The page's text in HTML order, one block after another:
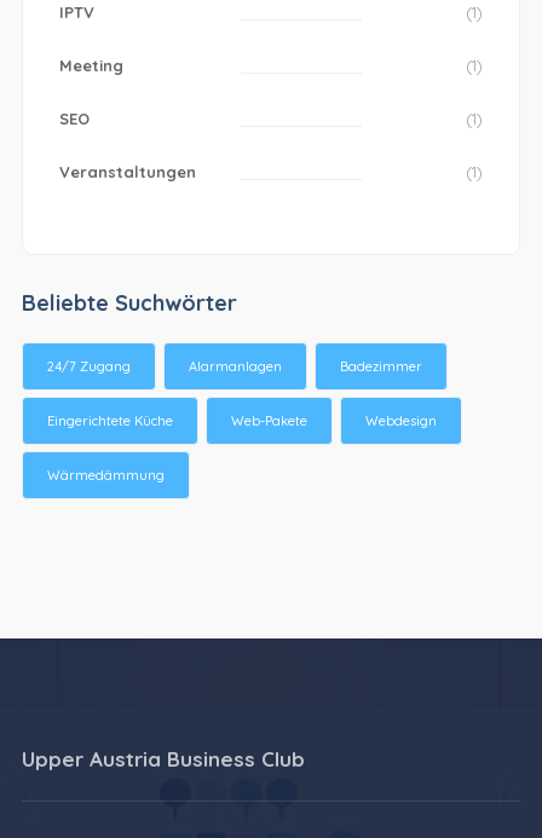
IPTV (1)
Meeting (1)
SEO (1)
Veranstaltungen (1)
Beliebte Suchwörter
24/7 Zugang Alarmanlagen Badezimmer
Eingerichtete Küche Web-Pakete Webdesign
Wärmedämmung
Upper Austria Business Club